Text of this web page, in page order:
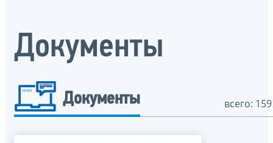
Документы
Документы всего: